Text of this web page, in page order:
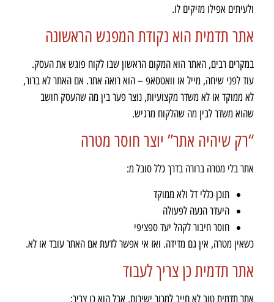
ולעיתים אפילו מזיקים לו.
אתר תדמית הוא נקודת המפגש הראשונה
במקרים רבים, האתר הוא המקום הראשון שבו לקוח פוגש את העסק.
עוד לפני שיחה, מייל או וואטסאפ – הוא רואה אתר. אם האתר לא ברור,
לא ממוקד או לא משדר מקצועיות, נוצר פער בין מה שהעסק חושב
שהוא משדר לבין מה שהלקוח מרגיש.
“רק שיהיה אתר” יוצר חוסר מטרה
אתר בלי מטרה ברורה בדרך כלל סובל מ:
תוכן כללי דל ולא ממוקד
היעדר הנעה לפעולה
חוסר חיבור לקהל יעד ספציפי
כשאין מטרה, אין גם מדידה. ואז אי אפשר לדעת אם האתר עובד או לא.
אתר תדמית כן צריך לעבוד
אתר תדמית טוב לא חייב למכור ישירות, אבל הוא כן צריך: